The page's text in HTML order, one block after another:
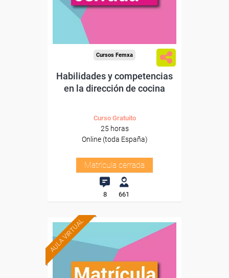
Cursos Femxa
Habilidades y competencias
en la dirección de cocina
Curso Gratuito
25 horas
Online (toda España)
Matrícula cerrada
8 661
AULA VIRTUAL